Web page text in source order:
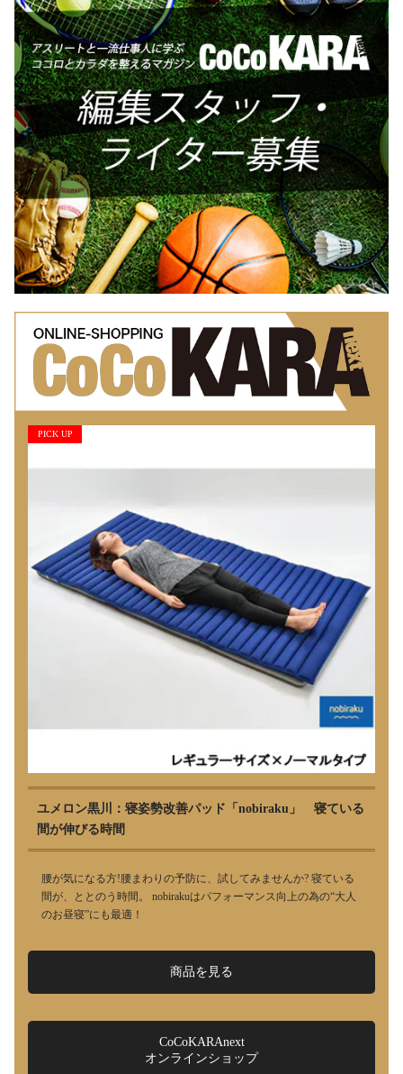
PICK UP
ユメロン黒川：寝姿勢改善パッド「nobiraku」 寝ている
間が伸びる時間
腰が気になる方!腰まわりの予防に、試してみませんか? 寝ている
間が、ととのう時間。 nobirakuはパフォーマンス向上の為の“大人
のお昼寝”にも最適！
商品を見る
CoCoKARAnext
オンラインショップ